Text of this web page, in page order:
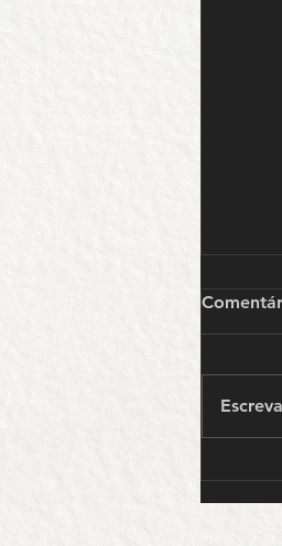
Ciclo